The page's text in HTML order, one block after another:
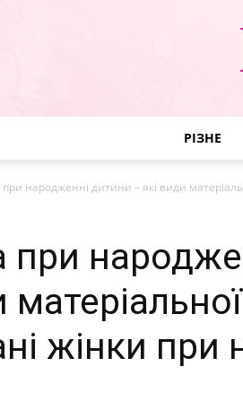
РІЗНЕ
народженні дитини – які види
жінки при